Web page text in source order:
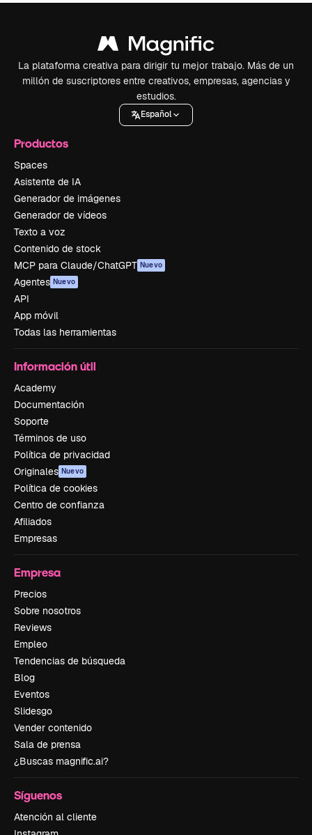
La plataforma creativa para dirigir tu mejor trabajo. Más de un
millón de suscriptores entre creativos, empresas, agencias y
estudios.
Español
Productos
Spaces
Asistente de IA
Generador de imágenes
Generador de vídeos
Texto a voz
Contenido de stock
MCP para Claude/ChatGPT Nuevo
Agentes Nuevo
API
App móvil
Todas las herramientas
Información útil
Academy
Documentación
Soporte
Términos de uso
Política de privacidad
Originales Nuevo
Política de cookies
Centro de confianza
Afiliados
Empresas
Empresa
Precios
Sobre nosotros
Reviews
Empleo
Tendencias de búsqueda
Blog
Eventos
Slidesgo
Vender contenido
Sala de prensa
¿Buscas magnific.ai?
Síguenos
Atención al cliente